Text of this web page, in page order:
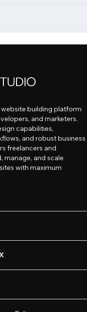
website building platform
and marketers.
capabilities,
and robust business
freelancers and
manage, and scale
with maximum